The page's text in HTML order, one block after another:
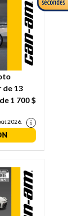
de 13
1 700 $
2026.